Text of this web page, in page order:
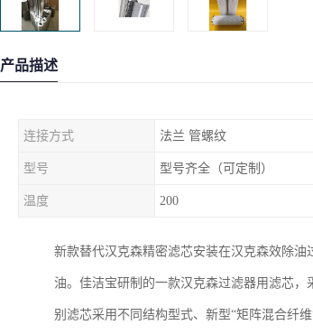
产品描述
连接方式 法兰 管螺纹
型号 型号齐全（可定制）
温度 200
新款替代汉克森精密滤芯安装在汉克森效除
油。佳洁宝研制的一款汉克森过滤器用滤芯
别滤芯采用不同结构型式、新型“矩阵混合纤